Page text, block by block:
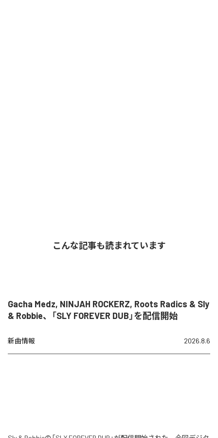
こんな記事も読まれています
Gacha Medz, NINJAH ROCKERZ, Roots Radics & Sly
& Robbie、「SLY FOREVER DUB」を配信開始
新曲情報 2026.8.6